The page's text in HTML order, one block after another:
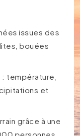
issues des
bouées
température,
et
grâce à une